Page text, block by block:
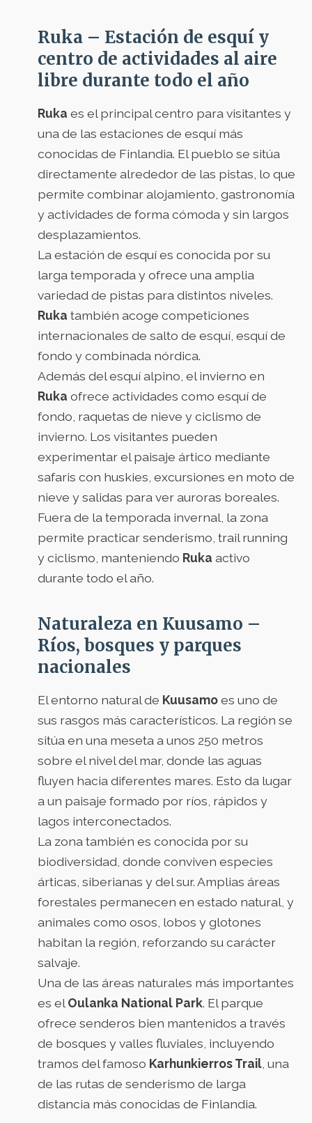
Ruka – Estación de esquí y
centro de actividades al aire
libre durante todo el año
Ruka es el principal centro para visitantes y
una de las estaciones de esquí más
conocidas de Finlandia. El pueblo se sitúa
directamente alrededor de las pistas, lo que
permite combinar alojamiento, gastronomía
y actividades de forma cómoda y sin largos
desplazamientos.
La estación de esquí es conocida por su
larga temporada y ofrece una amplia
variedad de pistas para distintos niveles.
Ruka también acoge competiciones
internacionales de salto de esquí, esquí de
fondo y combinada nórdica.
Además del esquí alpino, el invierno en
Ruka ofrece actividades como esquí de
fondo, raquetas de nieve y ciclismo de
invierno. Los visitantes pueden
experimentar el paisaje ártico mediante
safaris con huskies, excursiones en moto de
nieve y salidas para ver auroras boreales.
Fuera de la temporada invernal, la zona
permite practicar senderismo, trail running
y ciclismo, manteniendo Ruka activo
durante todo el año.
Naturaleza en Kuusamo –
Ríos, bosques y parques
nacionales
El entorno natural de Kuusamoes uno de
sus rasgos más característicos. La región se
sitúa en una meseta a unos 250 metros
sobre el nivel del mar, donde las aguas
fluyen hacia diferentes mares. Esto da lugar
a un paisaje formado por ríos, rápidos y
lagos interconectados.
La zona también es conocida por su
biodiversidad, donde conviven especies
árticas, siberianas y del sur. Amplias áreas
forestales permanecen en estado natural, y
animales como osos, lobos y glotones
habitan la región, reforzando su carácter
salvaje.
Una de las áreas naturales más importantes
es el Oulanka National Park. El parque
ofrece senderos bien mantenidos a través
de bosques y valles fluviales, incluyendo
tramos del famoso Karhunkierros Trail , una
de las rutas de senderismo de larga
distancia más conocidas de Finlandia.